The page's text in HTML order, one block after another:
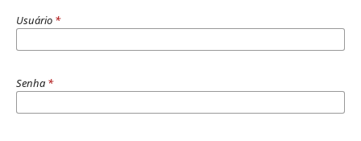
Usuário *
Senha *